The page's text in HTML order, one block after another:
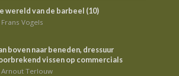
wereld van de barbeel (10)
Frans Vogels
boven naar beneden, dressuur
vissen op commercials
Arnout Terlouw